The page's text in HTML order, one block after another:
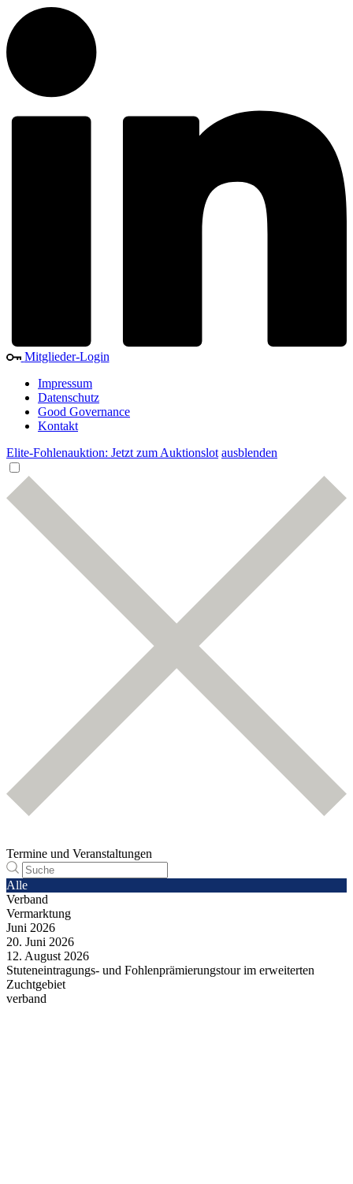
Mitglieder-Login
Impressum
Datenschutz
Good Governance
Kontakt
Elite-Fohlenauktion: Jetzt zum Auktionslot ausblenden
Termine und Veranstaltungen
Alle
Verband
Vermarktung
Juni 2026
20. Juni 2026
12. August 2026
Stuteneintragungs- und Fohlenprämierungstour im erweiterten
Zuchtgebiet
verband